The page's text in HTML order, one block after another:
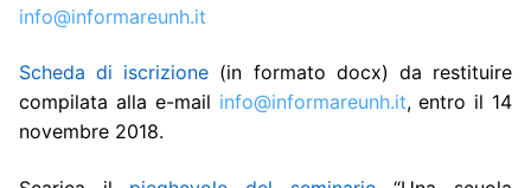
info@informareunh.it
Scheda di iscrizione (in formato docx) da restituire
compilata alla e-mail info@informareunh.it, entro il 14
novembre 2018.